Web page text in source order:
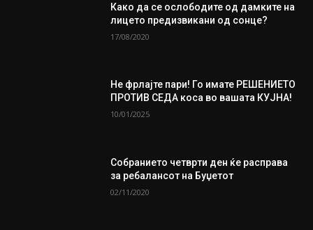
Како да се ослободите од дамките на
лицето предизвикани од сонце?
17/08/2020
Не фрлајте пари! Го имате РЕШЕНИЕТО
ПРОТИВ СЕДА коса во вашата КУЈНА!
10/01/2025
Собранието четврти ден ќе расправа
за ребалансот на Буџетот
02/11/2020